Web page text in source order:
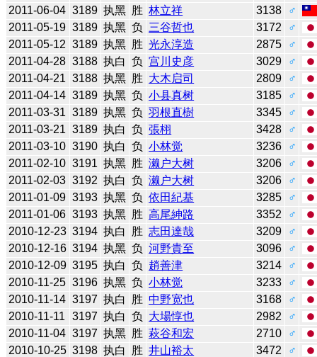
2011-06-04 3189 执黑 胜 林立祥 3138
♂
2011-05-19 3189 执黑 负 三谷哲也 3172
♂
2011-05-12 3189 执黑 胜 光永淳造 2875
♂
2011-04-28 3188 执白 负 宫川史彦 3029
♂
2011-04-21 3188 执黑 胜 大木启司 2809
♂
2011-04-14 3189 执黑 负 小县真树 3185
♂
2011-03-31 3189 执黑 负 羽根直樹 3345
♂
2011-03-21 3189 执白 负 張栩 3428
♂
2011-03-10 3190 执白 负 小林觉 3236
♂
2011-02-10 3191 执黑 胜 濑户大树 3206
♂
2011-02-03 3192 执白 负 濑户大树 3206
♂
2011-01-09 3193 执黑 负 依田紀基 3285
♂
2011-01-06 3193 执黑 胜 高尾紳路 3352
♂
2010-12-23 3194 执白 胜 志田達哉 3209
♂
2010-12-16 3194 执黑 负 河野貴至 3096
♂
2010-12-09 3195 执白 负 趙善津 3214
♂
2010-11-25 3196 执黑 负 小林觉 3233
♂
2010-11-14 3197 执白 胜 中野宽也 3168
♂
2010-11-11
3197 执白 负 大場惇也 2982
♂
2010-11-04 3197 执黑 胜 萩谷和宏 2710
♂
2010-10-25 3198 执白 胜 井山裕太 3472
♂